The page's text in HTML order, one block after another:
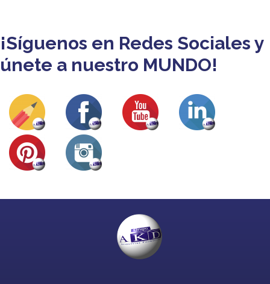
¡Síguenos en Redes Sociales y
únete a nuestro MUNDO!